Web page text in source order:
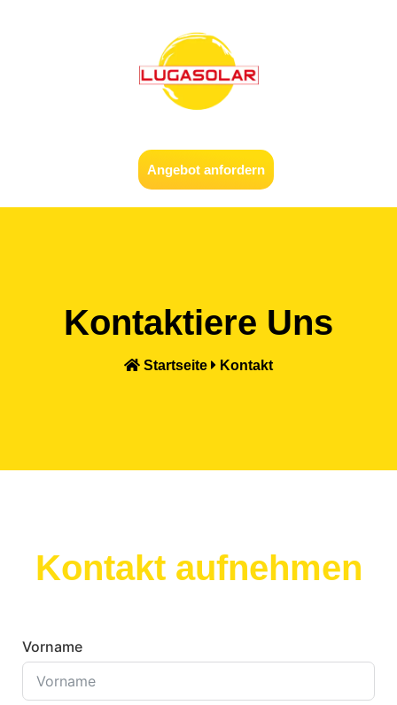
Angebot anfordern
Kontaktiere Uns
Startseite Kontakt
Kontakt aufnehmen
Vorname